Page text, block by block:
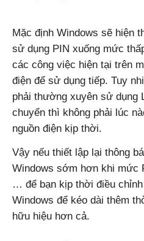
thuật
Windows,
Mặc định Windows sẽ hiện
sử dụng PIN xuống mức
các công việc hiện tại trên
điện để sử dụng tiếp. Tuy
phải thường xuyên sử dụng
chuyển thì không phải lúc
nguồn điện kịp thời.
Vậy nếu thiết lập lại thông
Windows sớm hơn khi mức
… để bạn kịp thời điều
Windows để kéo dài thêm
hữu hiệu hơn cả.